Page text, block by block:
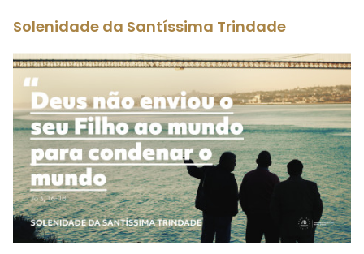
Solenidade da Santíssima Trindade